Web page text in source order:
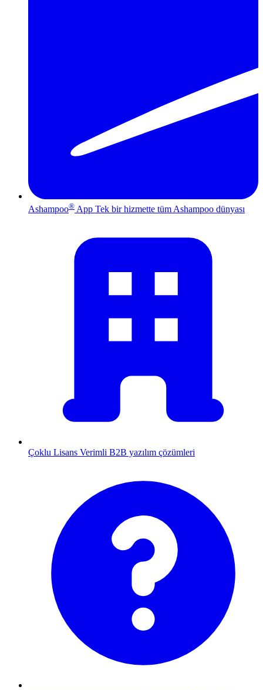
Ashampoo® App Tek bir hizmette tüm Ashampoo dünyası
Çoklu Lisans Verimli B2B yazılım çözümleri